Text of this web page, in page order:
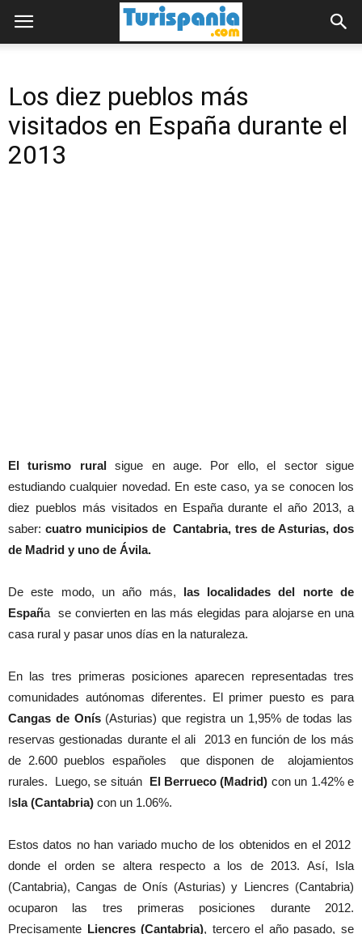
Los diez pueblos más
visitados en España durante el
2013
El turismo ruralsigue en auge. Por ello, el sector sigue
estudiando cualquier novedad. En este caso, ya se conocen los
diez pueblos más visitados en España durante el año 2013, a
saber: cuatro municipios de Cantabria, tres de Asturias, dos
de Madrid y uno de Ávila.
De este modo, un año más, las localidades del norte de
España se convierten en las más elegidas para alojarse en una
casa rural y pasar unos días en la naturaleza.
En las tres primeras posiciones aparecen representadas tres
comunidades autónomas diferentes. El primer puesto es para
Cangas de Onís(Asturias) que registra un 1,95% de todas las
reservas gestionadas durante el ali 2013 en función de los más
de 2.600 pueblos españoles que disponen de alojamientos
rurales. Luego, se situán El Berrueco (Madrid) con un 1.42% e
Isla (Cantabria) con un 1.06%.
Estos datos no han variado mucho de los obtenidos en el 2012
donde el orden se altera respecto a los de 2013. Así, Isla
(Cantabria), Cangas de Onís (Asturias) y Liencres (Cantabria)
ocuparon las tres primeras posiciones durante 2012.
Precisamente Liencres (Cantabria), tercero el año pasado, se